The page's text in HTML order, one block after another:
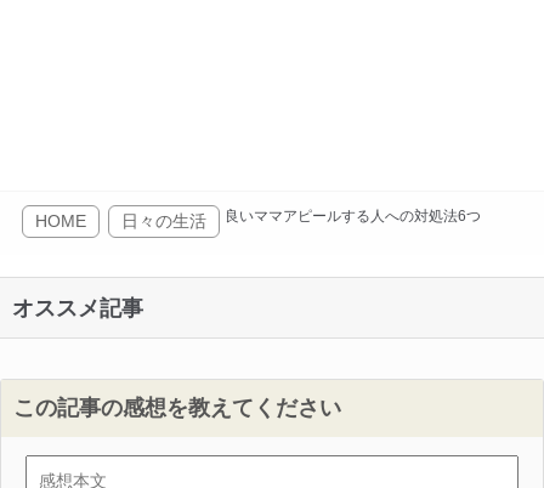
HOME 日々の生活 良いママアピールする人への対処法6つ
オススメ記事
この記事の感想を教えてください